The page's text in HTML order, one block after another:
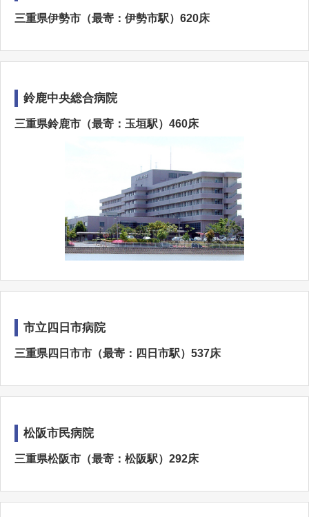
三重県伊勢市（最寄：伊勢市駅）620床
鈴鹿中央総合病院
三重県鈴鹿市（最寄：玉垣駅）460床
市立四日市病院
三重県四日市市（最寄：四日市駅）537床
松阪市民病院
三重県松阪市（最寄：松阪駅）292床